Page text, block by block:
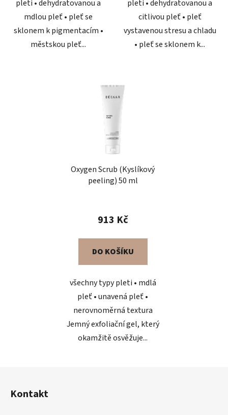
pleti • dehydratovanou a
mdlou pleť • pleť se
sklonem k pigmentacím •
městskou pleť...
pleti • dehydratovanou a
citlivou pleť • pleť
vystavenou stresu a chladu
• pleť se sklonem k...
Oxygen Scrub (Kyslíkový
peeling) 50 ml
hodnocení
je
5,0
5
hvězdiček.
913 Kč
DO KOŠÍKU
všechny typy pleti • mdlá
pleť • unavená pleť •
nerovnoměrná textura
Jemný exfoliační gel, který
okamžitě osvěžuje...
Kontakt